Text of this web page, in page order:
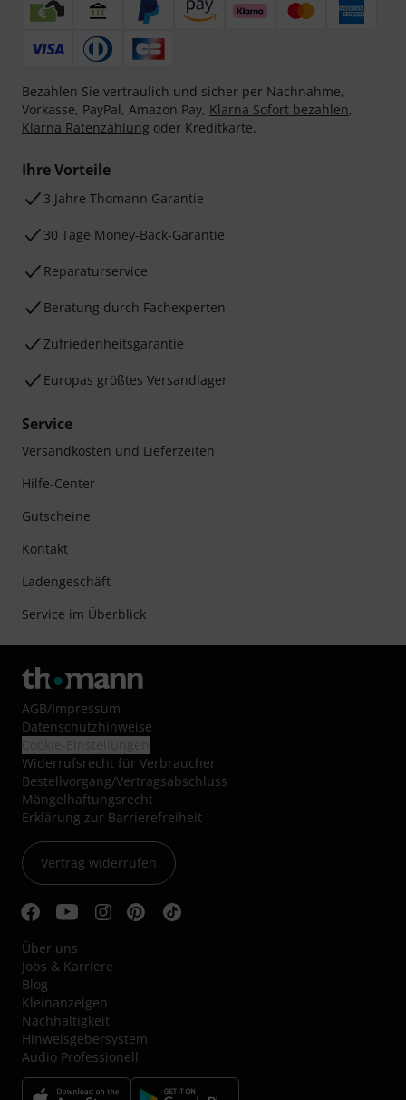
Bezahlen Sie vertraulich und sicher per Nachnahme,
Vorkasse, PayPal, Amazon Pay, Klarna Sofort bezahlen,
Klarna Ratenzahlung oder Kreditkarte.
Ihre Vorteile
3 Jahre Thomann Garantie
30 Tage Money-Back-Garantie
Reparaturservice
Beratung durch Fachexperten
Zufriedenheitsgarantie
Europas größtes Versandlager
Service
Versandkosten und Lieferzeiten
Hilfe-Center
Gutscheine
Kontakt
Ladengeschäft
Service im Überblick
AGB/Impressum
Datenschutzhinweise
Widerrufsrecht für Verbraucher
Bestellvorgang/Vertragsabschluss
Mängelhaftungsrecht
Erklärung zur Barrierefreiheit
Vertrag widerrufen
Über uns
Jobs & Karriere
Blog
Kleinanzeigen
Nachhaltigkeit
Hinweisgebersystem
Audio Professionell